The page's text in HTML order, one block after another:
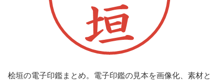
桧垣の電子印鑑まとめ。電子印鑑の見本を画像化、素材と